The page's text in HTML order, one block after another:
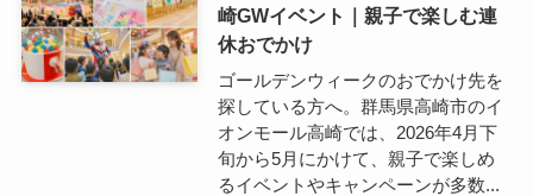
崎GWイベント｜親子で楽しむ連
休おでかけ
ゴールデンウィークのおでかけ先を
探している方へ。群馬県高崎市のイ
オンモール高崎では、2026年4月下
旬から5月にかけて、親子で楽しめ
るイベントやキャンペーンが多数...